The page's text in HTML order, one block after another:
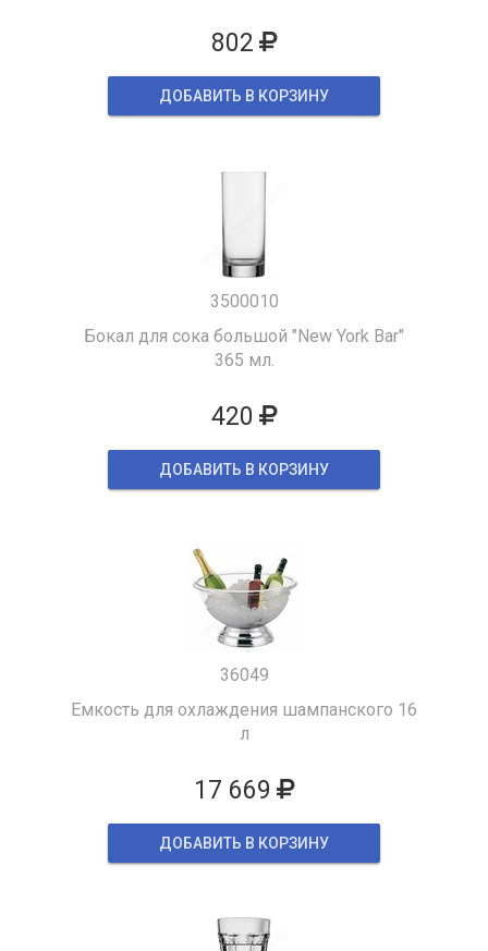
802
ДОБАВИТЬ В КОРЗИНУ
3500010
Бокал для сока большой "New York Bar"
365 мл.
420
ДОБАВИТЬ В КОРЗИНУ
36049
Емкость для охлаждения шампанского 16
л
17 669
ДОБАВИТЬ В КОРЗИНУ